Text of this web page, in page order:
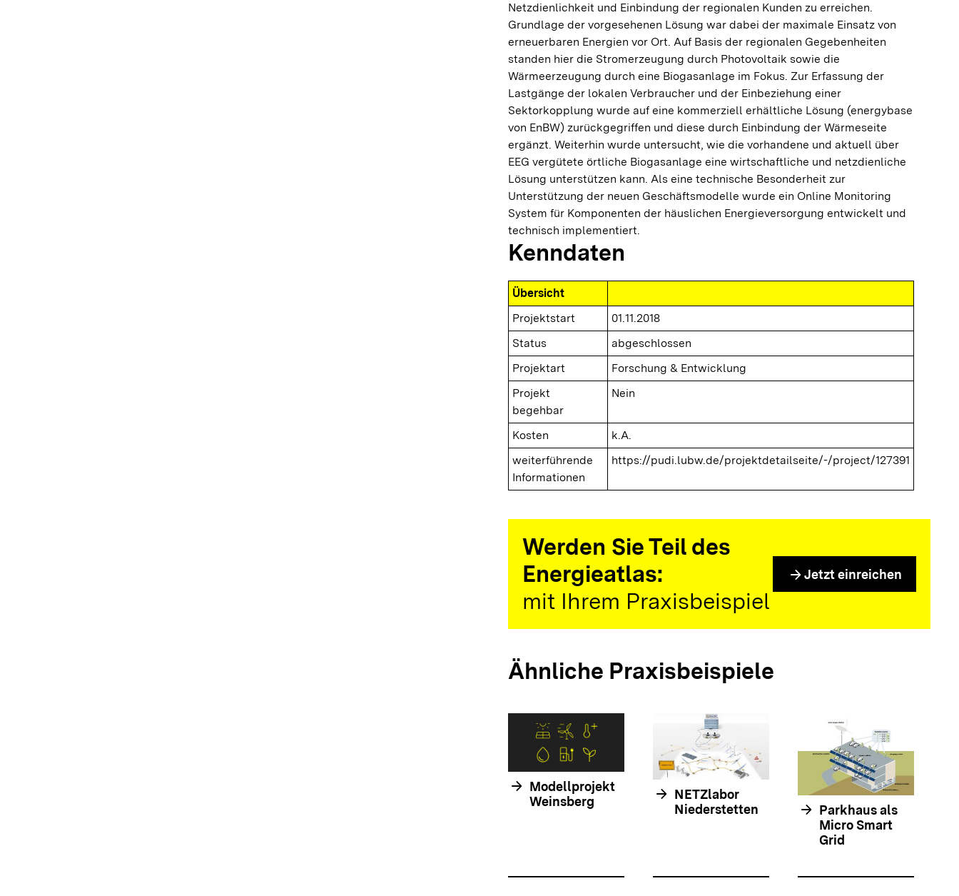
Netzdienlichkeit und Einbindung der regionalen Kunden zu erreichen.
Grundlage der vorgesehenen Lösung war dabei der maximale Einsatz von
erneuerbaren Energien vor Ort. Auf Basis der regionalen Gegebenheiten
standen hier die Stromerzeugung durch Photovoltaik sowie die
Wärmeerzeugung durch eine Biogasanlage im Fokus. Zur Erfassung der
Lastgänge der lokalen Verbraucher und der Einbeziehung einer
Sektorkopplung wurde auf eine kommerziell erhältliche Lösung (energybase
von EnBW) zurückgegriffen und diese durch Einbindung der Wärmeseite
ergänzt. Weiterhin wurde untersucht, wie die vorhandene und aktuell über
EEG vergütete örtliche Biogasanlage eine wirtschaftliche und netzdienliche
Lösung unterstützen kann. Als eine technische Besonderheit zur
Unterstützung der neuen Geschäftsmodelle wurde ein Online Monitoring
System für Komponenten der häuslichen Energieversorgung entwickelt und
technisch implementiert.
Kenndaten
Übersicht
Projektstart
01.11.2018
Status
abgeschlossen
Projektart
Forschung & Entwicklung
Projekt
begehbar
Nein
Kosten
k.A.
weiterführende
Informationen
https://pudi.lubw.de/projektdetailseite/-/project/127391
Werden Sie Teil des
Energieatlas:
mit Ihrem Praxisbeispiel
arrow_forward Jetzt einreichen
Ähnliche Praxisbeispiele
arrow_forward Modellprojekt
Weinsberg
arrow_forward NETZlabor
Niederstetten
arrow_forward Parkhaus als
Micro Smart
Grid